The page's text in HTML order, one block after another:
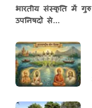
भारतीय संस्कृति में गुरु
उपनिषदों से…